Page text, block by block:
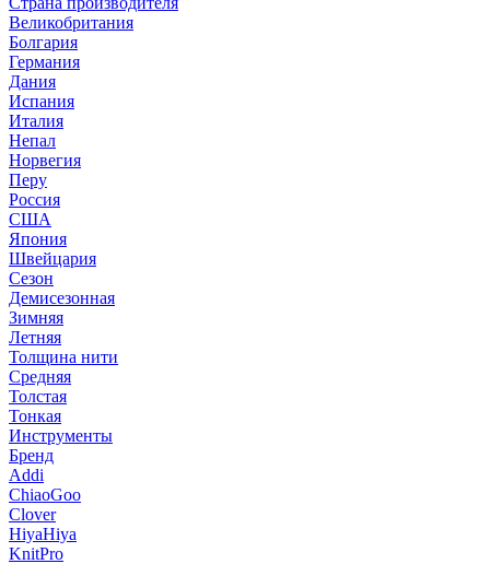
Великобритания
Болгария
Германия
Дания
Испания
Италия
Непал
Норвегия
Перу
Россия
США
Япония
Швейцария
Сезон
Демисезонная
Зимняя
Летняя
Толщина нити
Средняя
Толстая
Тонкая
Инструменты
Бренд
Addi
ChiaoGoo
Clover
HiyaHiya
KnitPro